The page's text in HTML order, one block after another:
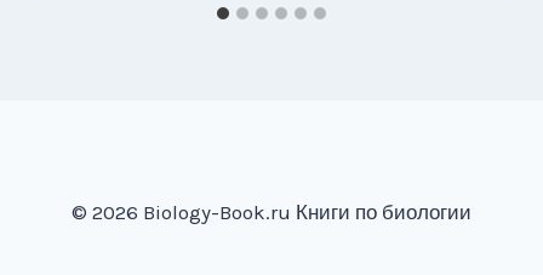
© 2026 Biology-Book.ru Книги по биологии